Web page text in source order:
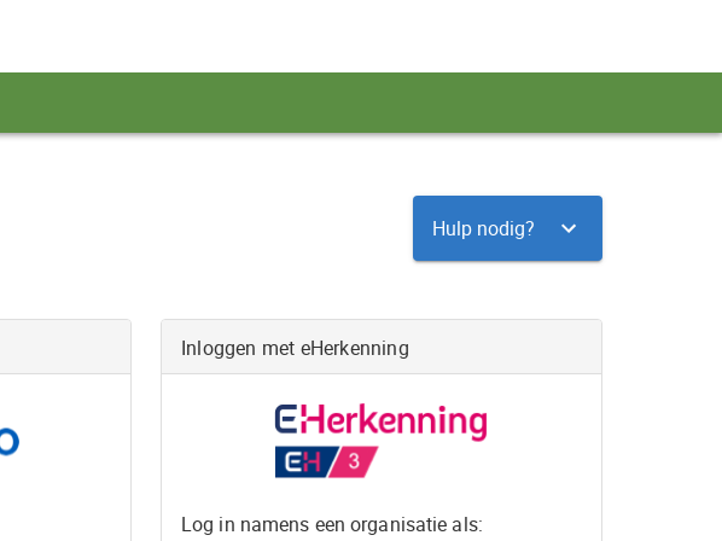
Hulp nodig?
Inloggen met eHerkenning
Log in namens een organisatie als: